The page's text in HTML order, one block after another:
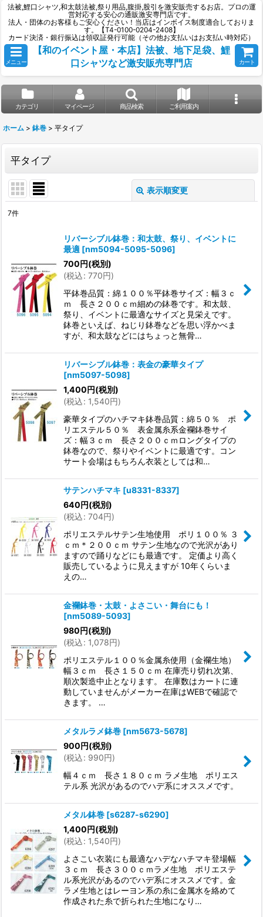
法被,鯉口シャツ,和太鼓法被,祭り用品,腹掛,股引を激安販売するお店。プロの運
営対応する安心の通販激安専門店です。
法人・団体のお客様もご安心ください！当店はインボイス制度適合しておりま
す。【T4-0100-0204-2408】
カード決済・銀行振込は領収証発行可能（その他お支払いはお支払い時対応）
メニュー
【和のイベント屋・本店】法被、地下足袋、鯉
口シャツなど激安販売専門店
カート
カテゴリ マイページ 商品検索 ご利用案内
ホーム > 鉢巻 > 平タイプ
平タイプ
表示順変更
絞り込む
7件
リバーシブル鉢巻：和太鼓、祭り、イベントに
最適 [nm5094-5095-5096]
700円(税別)
(税込: 770円)
平鉢巻品質：綿１００％平鉢巻サイズ：幅３ｃ
ｍ 長さ２００ｃｍ細めの鉢巻です。和太鼓、
祭り、イベントに最適なサイズと見栄えです。
鉢巻といえば、ねじり鉢巻などを思い浮かべま
すが、和太鼓などにはちょっと無骨…
リバーシブル鉢巻：表金の豪華タイプ
[nm5097-5098]
1,400円(税別)
(税込: 1,540円)
豪華タイプのハチマキ鉢巻品質：綿５０％ ポ
リエステル５０％ 表金属糸系金襴鉢巻サイ
ズ：幅３ｃｍ 長さ２００ｃｍロングタイプの
鉢巻なので、祭りやイベントに最適です。コン
サート会場はもちろん衣装としては和…
サテンハチマキ [u8331-8337]
640円(税別)
(税込: 704円)
ポリエステルサテン生地使用 ポリ１００％ ３
ｃｍ＊２００ｃｍ サテン生地なので光沢があり
ますので踊りなどにも最適です。 定価より高く
販売しているように見えますが 10年くらいま
えの…
金襴鉢巻・太鼓・よさこい・舞台にも！
[nm5089-5093]
980円(税別)
(税込: 1,078円)
ポリエステル１００％金属糸使用（金襴生地）
幅３ｃｍ 長さ１５０ｃｍ 在庫売り切れ次第、
順次製造中止となります。 在庫数はカートに連
動していませんがメーカー在庫はWEBで確認で
きます。 …
メタルラメ鉢巻 [nm5673-5678]
900円(税別)
(税込: 990円)
幅４ｃｍ 長さ１８０ｃｍ ラメ生地 ポリエス
テル系 光沢があるのでハデ系にオススメです。
メタル鉢巻 [s6287-s6290]
1,400円(税別)
(税込: 1,540円)
よさこい衣装にも最適なハデなハチマキ登場幅
３ｃｍ 長さ３００ｃｍラメ生地 ポリエステ
ル系光沢があるのでハデ系にオススメです。金
ラメ生地とはレーヨン系の糸に金属水を絡めて
作成された糸で折られた生地になり…